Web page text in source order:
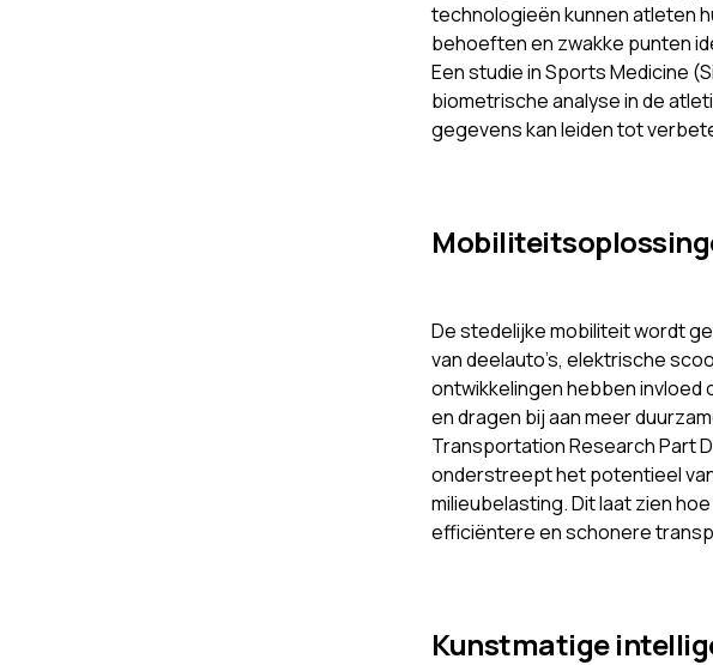
technologieën kunnen atleten
behoeften en zwakke punten
Een studie in Sports Medicine
biometrische analyse in de
gegevens kan leiden tot
De stedelijke mobiliteit wordt
van deelauto’s, elektrische
ontwikkelingen hebben invloed
en dragen bij aan meer
Transportation Research Part
onderstreept het potentieel
milieubelasting. Dit laat zien
efficiëntere en schonere
Kunstmatige